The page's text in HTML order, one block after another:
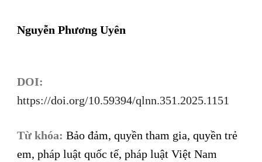
Nguyễn Phương Uyên
DOI:
https://doi.org/10.59394/qlnn.351.2025.1151
Từ khóa: Bảo đảm, quyền tham gia, quyền trẻ
em, pháp luật quốc tế, pháp luật Việt Nam